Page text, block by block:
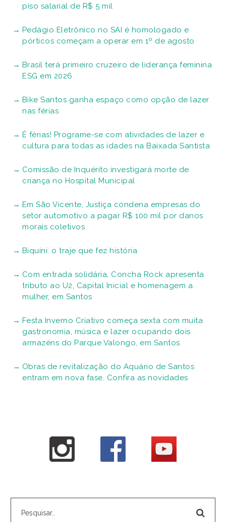
piso salarial de R$ 5 mil
Pedágio Eletrônico no SAI é homologado e
pórticos começam a operar em 1º de agosto
Brasil terá primeiro cruzeiro de liderança feminina
ESG em 2026
Bike Santos ganha espaço como opção de lazer
nas férias
É férias! Programe-se com atividades de lazer e
cultura para todas as idades na Baixada Santista
Comissão de Inquérito investigará morte de
criança no Hospital Municipal
Em São Vicente, Justiça condena empresas do
setor automotivo a pagar R$ 100 mil por danos
morais coletivos
Biquíni: o traje que fez história
Com entrada solidária, Concha Rock apresenta
tributo ao U2, Capital Inicial e homenagem a
mulher, em Santos
Festa Inverno Criativo começa sexta com muita
gastronomia, música e lazer ocupando dois
armazéns do Parque Valongo, em Santos
Obras de revitalização do Aquário de Santos
entram em nova fase. Confira as novidades